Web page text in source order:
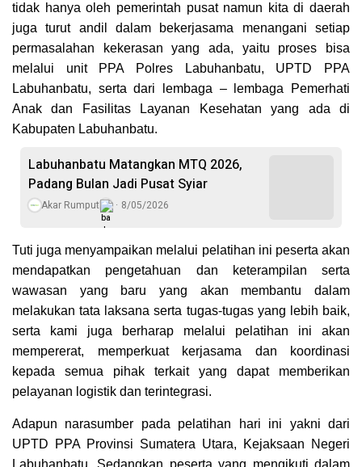
tidak hanya oleh pemerintah pusat namun kita di daerah
juga turut andil dalam bekerjasama menangani setiap
permasalahan kekerasan yang ada, yaitu proses bisa
melalui unit PPA Polres Labuhanbatu, UPTD PPA
Labuhanbatu, serta dari lembaga – lembaga Pemerhati
Anak dan Fasilitas Layanan Kesehatan yang ada di
Kabupaten Labuhanbatu.
Labuhanbatu Matangkan MTQ 2026,
Padang Bulan Jadi Pusat Syiar
Akar Rumput 8/05/2026
Tuti juga menyampaikan melalui pelatihan ini peserta akan
mendapatkan pengetahuan dan keterampilan serta
wawasan yang baru yang akan membantu dalam
melakukan tata laksana serta tugas-tugas yang lebih baik,
serta kami juga berharap melalui pelatihan ini akan
mempererat, memperkuat kerjasama dan koordinasi
kepada semua pihak terkait yang dapat memberikan
pelayanan logistik dan terintegrasi.
Adapun narasumber pada pelatihan hari ini yakni dari
UPTD PPA Provinsi Sumatera Utara, Kejaksaan Negeri
Labuhanbatu. Sedangkan peserta yang mengikuti dalam